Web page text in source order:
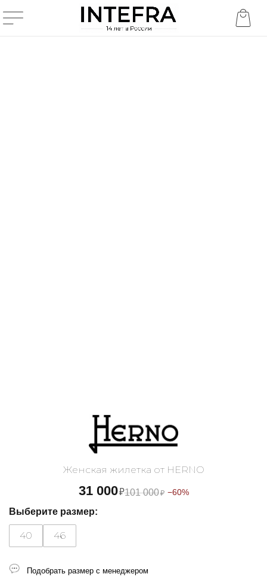
Женская жилетка от HERNO
31 000₽101 000₽ −60%
Выберите размер:
40 46
Подобрать размер с менеджером